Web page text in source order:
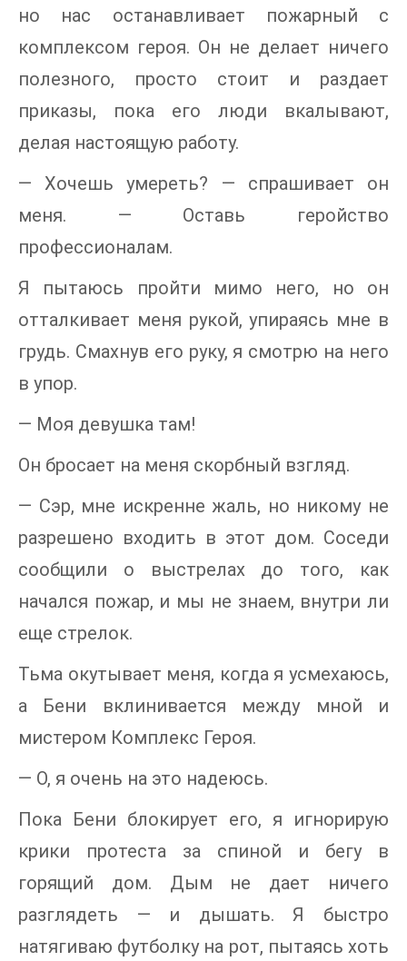
но нас останавливает пожарный с
комплексом героя. Он не делает ничего
полезного, просто стоит и раздает
приказы, пока его люди вкалывают,
делая настоящую работу.
— Хочешь умереть? — спрашивает он
меня. — Оставь геройство
профессионалам.
Я пытаюсь пройти мимо него, но он
отталкивает меня рукой, упираясь мне в
грудь. Смахнув его руку, я смотрю на него
в упор.
— Моя девушка там!
Он бросает на меня скорбный взгляд.
— Сэр, мне искренне жаль, но никому не
разрешено входить в этот дом. Соседи
сообщили о выстрелах до того, как
начался пожар, и мы не знаем, внутри ли
еще стрелок.
Тьма окутывает меня, когда я усмехаюсь,
а Бени вклинивается между мной и
мистером Комплекс Героя.
— О, я очень на это надеюсь.
Пока Бени блокирует его, я игнорирую
крики протеста за спиной и бегу в
горящий дом. Дым не дает ничего
разглядеть — и дышать. Я быстро
натягиваю футболку на рот, пытаясь хоть